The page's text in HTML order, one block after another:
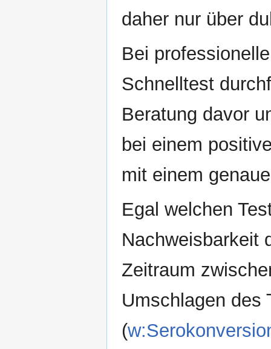
daher nur über
Bei
Schnelltest
Beratung davor
bei einem
mit einem
Egal welchen
Nachweisbarkeit
Zeitraum
Umschlagen des
(